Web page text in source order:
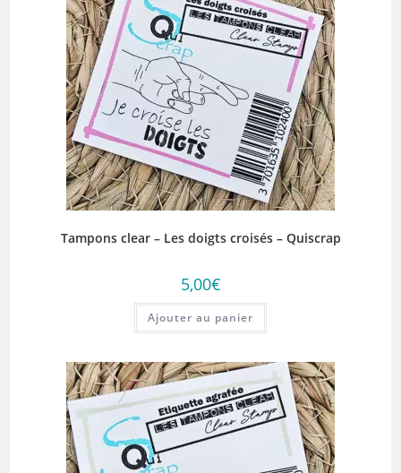
Tampons clear – Les doigts croisés – Quiscrap
5,00€
Ajouter au panier